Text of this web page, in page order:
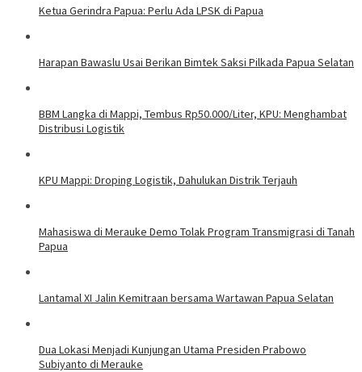
Ketua Gerindra Papua: Perlu Ada LPSK di Papua
Harapan Bawaslu Usai Berikan Bimtek Saksi Pilkada Papua Selatan
BBM Langka di Mappi, Tembus Rp50.000/Liter, KPU: Menghambat
Distribusi Logistik
KPU Mappi: Droping Logistik, Dahulukan Distrik Terjauh
Mahasiswa di Merauke Demo Tolak Program Transmigrasi di Tanah
Papua
Lantamal XI Jalin Kemitraan bersama Wartawan Papua Selatan
Dua Lokasi Menjadi Kunjungan Utama Presiden Prabowo
Subiyanto di Merauke